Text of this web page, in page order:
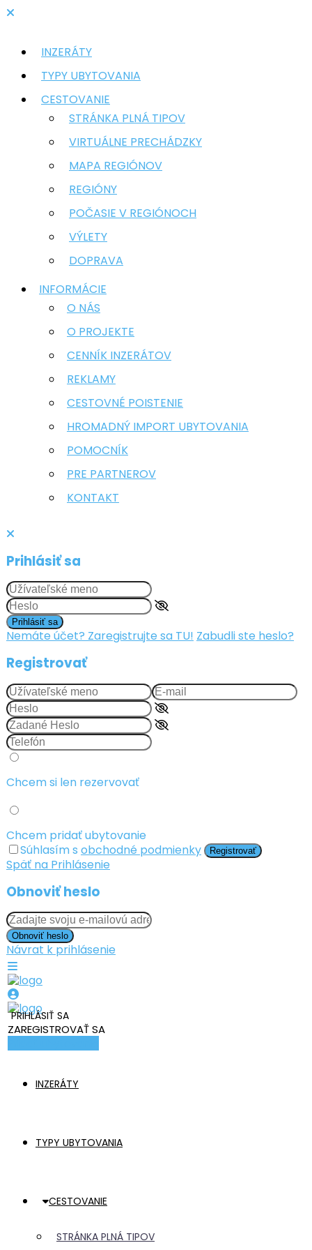
INZERÁTY
TYPY UBYTOVANIA
CESTOVANIE
STRÁNKA PLNÁ TIPOV
VIRTUÁLNE PRECHÁDZKY
MAPA REGIÓNOV
REGIÓNY
POČASIE V REGIÓNOCH
VÝLETY
DOPRAVA
INFORMÁCIE
O NÁS
O PROJEKTE
CENNÍK INZERÁTOV
REKLAMY
CESTOVNÉ POISTENIE
HROMADNÝ IMPORT UBYTOVANIA
POMOCNÍK
PRE PARTNEROV
KONTAKT
Prihlásiť sa
Prihlásiť sa
Nemáte účet? Zaregistrujte sa TU! Zabudli ste heslo?
Registrovať
Chcem si len rezervovať
Chcem pridať ubytovanie
Súhlasím s obchodné podmienky Registrovať
Späť na Prihlásenie
Obnoviť heslo
Obnoviť heslo
Návrat k prihlásenie
PRIHLÁSIŤ SA
ZAREGISTROVAŤ SA
INZERÁTY
TYPY UBYTOVANIA
CESTOVANIE
STRÁNKA PLNÁ TIPOV